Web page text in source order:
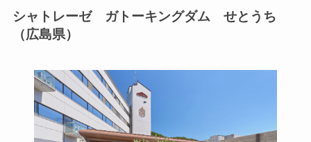
シャトレーゼ ガトーキングダム せとうち
（広島県）